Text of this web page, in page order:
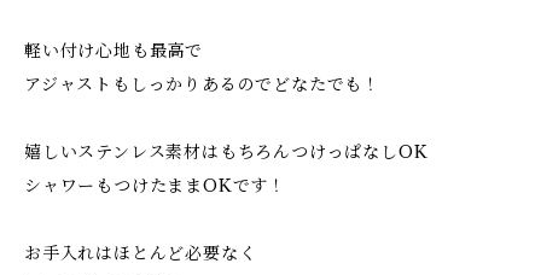
軽い付け心地も最高で
アジャストもしっかりあるのでどなたでも！
嬉しいステンレス素材はもちろんつけっぱなしOK
シャワーもつけたままOKです！
お手入れはほとんど必要なく